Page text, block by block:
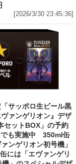
[2026/3/30 23:45:36]
サッポロ生ビール黒
ァンゲリオン』デザ
セットBOX」の予約
も実施中 350ml缶
ンゲリオン初号機」
には「エヴァンゲリ